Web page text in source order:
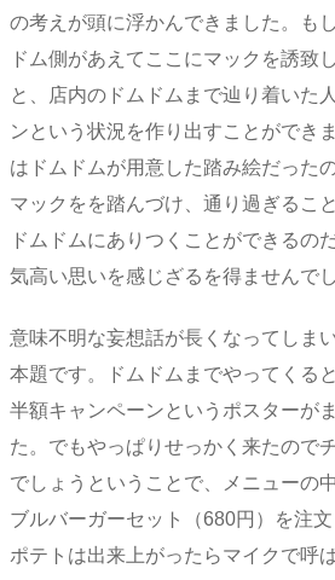
の考えが頭に浮かんできました。も
ドム側があえてここにマックを誘致
と、店内のドムドムまで辿り着いた
ンという状況を作り出すことができ
はドムドムが用意した踏み絵だったの
マックをを踏んづけ、通り過ぎるこ
ドムドムにありつくことができる
気高い思いを感じざるを得ませんでし
意味不明な妄想話が長くなってしま
本題です。ドムドムまでやってくる
半額キャンペーンというポスターが
た。でもやっぱりせっかく来たので
でしょうということで、メニューの
ブルバーガーセット（680円）を注
ポテトは出来上がったらマイクで呼